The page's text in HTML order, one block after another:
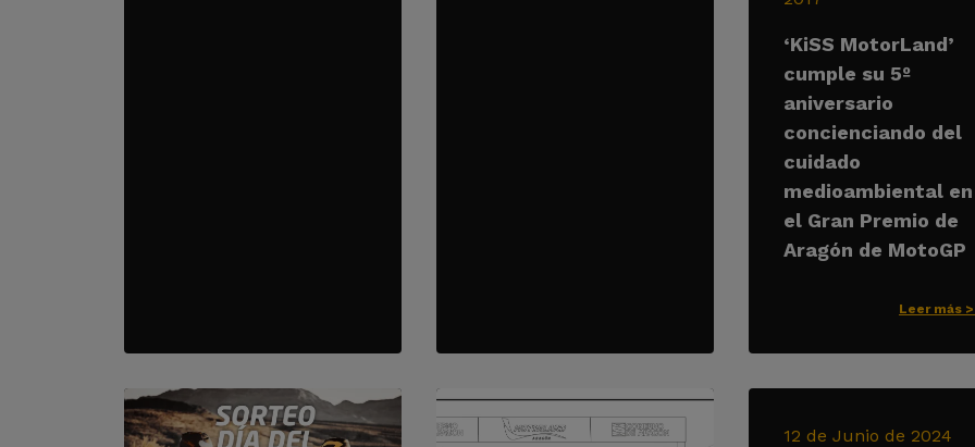
‘KiSS MotorLand’
cumple su 5º
aniversario
concienciando del
cuidado
medioambiental en
el Gran Premio de
Aragón de MotoGP
Leer más
12 de Junio de 2024